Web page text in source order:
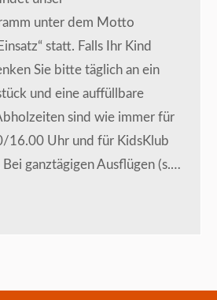
unter dem Motto
statt. Falls Ihr Kind
Sie bitte täglich an ein
und eine auffüllbare
sind wie immer für
16.00 Uhr und für KidsKlub
ganztägigen Ausflügen (s.…